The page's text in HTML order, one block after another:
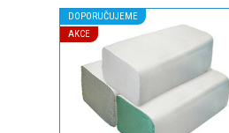
DOPORUČUJEME
AKCE